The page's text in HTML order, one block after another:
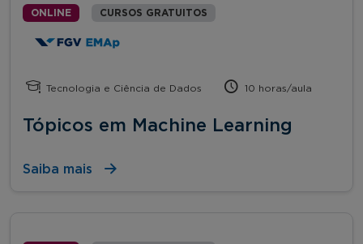
ONLINE CURSOS GRATUITOS
Tecnologia e Ciência de Dados 10 horas/aula
Tópicos em Machine Learning
Saiba mais